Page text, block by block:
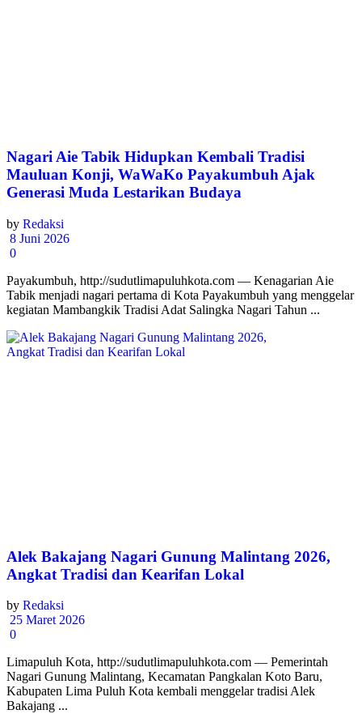
Nagari Aie Tabik Hidupkan Kembali Tradisi
Mauluan Konji, WaWaKo Payakumbuh Ajak
Generasi Muda Lestarikan Budaya
by Redaksi
8 Juni 2026
0
Payakumbuh, http://sudutlimapuluhkota.com — Kenagarian Aie
Tabik menjadi nagari pertama di Kota Payakumbuh yang menggelar
kegiatan Mambangkik Tradisi Adat Salingka Nagari Tahun ...
Alek Bakajang Nagari Gunung Malintang 2026,
Angkat Tradisi dan Kearifan Lokal
by Redaksi
25 Maret 2026
0
Limapuluh Kota, http://sudutlimapuluhkota.com — Pemerintah
Nagari Gunung Malintang, Kecamatan Pangkalan Koto Baru,
Kabupaten Lima Puluh Kota kembali menggelar tradisi Alek
Bakajang ...